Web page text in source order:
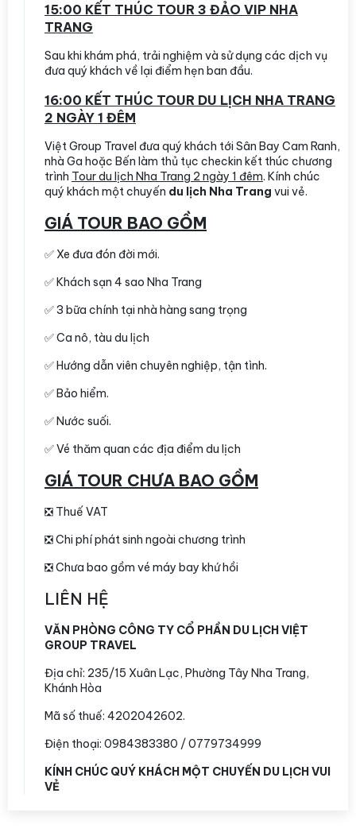
15:00 KẾT THÚC TOUR 3 ĐẢO VIP NHA
TRANG
Sau khi khám phá, trải nghiệm và sử dụng các dịch vụ
đưa quý khách về lại điểm hẹn ban đầu.
16:00 KẾT THÚC TOUR DU LỊCH NHA TRANG
2 NGÀY 1 ĐÊM
Việt Group Travel đưa quý khách tới Sân Bay Cam Ranh,
nhà Ga hoặc Bến làm thủ tục checkin kết thúc chương
trình Tour du lịch Nha Trang 2 ngày 1 đêm. Kính chúc
quý khách một chuyến du lịch Nha Trang vui vẻ.
GIÁ TOUR BAO GỒM
✅ Xe đưa đón đời mới.
✅ Khách sạn 4 sao Nha Trang
✅ 3 bữa chính tại nhà hàng sang trọng
✅ Ca nô, tàu du lịch
✅ Hướng dẫn viên chuyên nghiệp, tận tình.
✅ Bảo hiểm.
✅ Nước suối.
✅ Vé thăm quan các địa điểm du lịch
GIÁ TOUR CHƯA BAO GỒM
❎ Thuế VAT
❎ Chi phí phát sinh ngoài chương trình
❎ Chưa bao gồm vé máy bay khứ hồi
LIÊN HỆ
VĂN PHÒNG CÔNG TY CỔ PHẦN DU LỊCH VIỆT
GROUP TRAVEL
Địa chỉ: 235/15 Xuân Lạc, Phường Tây Nha Trang,
Khánh Hòa
Mã số thuế: 4202042602.
Điện thoại: 0984383380 / 0779734999
KÍNH CHÚC QUÝ KHÁCH MỘT CHUYẾN DU LỊCH VUI
VẺ